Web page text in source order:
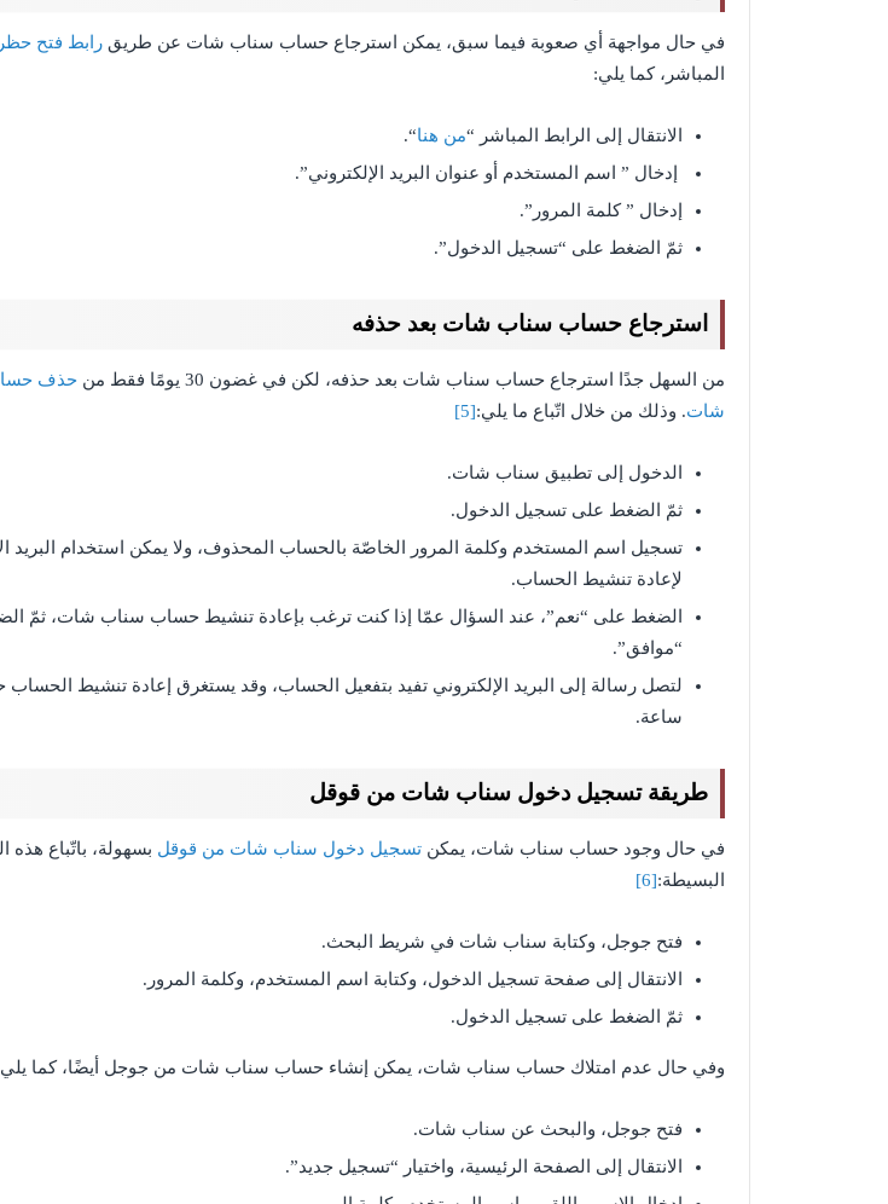
في حال مواجهة أي صعوبة فيما سبق، يمكن استرجاع حساب سناب شات عن طريق رابط فتح
المباشر، كما يلي:
الانتقال إلى الرابط المباشر “من هنا“.
إدخال ” اسم المستخدم أو عنوان البريد الإلكتروني”.
إدخال ” كلمة المرور”.
ثمّ الضغط على “تسجيل الدخول”.
استرجاع حساب سناب شات بعد حذفه
من السهل جدًا استرجاع حساب سناب شات بعد حذفه، لكن في غضون 30 يومًا فقط من
حذف
شات. وذلك من خلال اتّباع ما يلي:[5]
الدخول إلى تطبيق سناب شات.
ثمّ الضغط على تسجيل الدخول.
تسجيل اسم المستخدم وكلمة المرور الخاصّة بالحساب المحذوف، ولا يمكن استخدام البريد
لإعادة تنشيط الحساب.
الضغط على “نعم”، عند السؤال عمّا إذا كنت ترغب بإعادة تنشيط حساب سناب شات، ثمّ
“موافق”.
ساعة.
طريقة تسجيل دخول سناب شات من قوقل
في حال وجود حساب سناب شات، يمكن تسجيل دخول سناب شات من قوقل بسهولة، باتّباع هذه
البسيطة:[6]
فتح جوجل، وكتابة سناب شات في شريط البحث.
الانتقال إلى صفحة تسجيل الدخول، وكتابة اسم المستخدم، وكلمة المرور.
ثمّ الضغط على تسجيل الدخول.
وفي حال عدم امتلاك حساب سناب شات، يمكن إنشاء حساب سناب شات من جوجل أيضًا، كما
فتح جوجل، والبحث عن سناب شات.
الانتقال إلى الصفحة الرئيسية، واختيار “تسجيل جديد”.